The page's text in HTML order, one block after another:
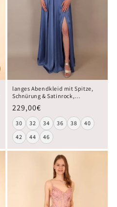
langes Abendkleid mit Spitze,
Schnürung & Satinrock,
229,00€
30 32 34 36 38
40
42
44 46